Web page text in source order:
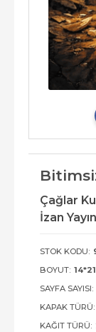
Çağlar
İzan
STOK KODU:
BOYUT: 14*21
SAYFA SAYISI:
KAPAK TÜRÜ:
KAĞIT TÜRÜ: